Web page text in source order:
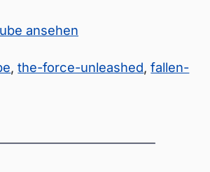
ansehen
,the-force-unleashed,fallen-